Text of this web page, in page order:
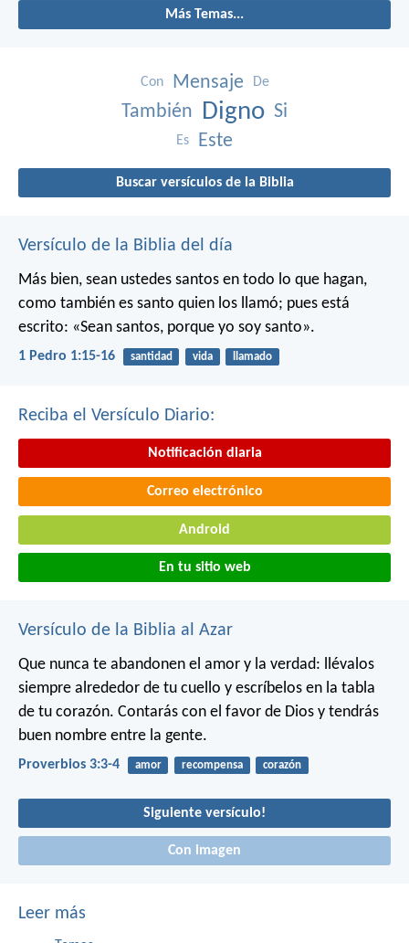
Más Temas...
Con Mensaje De
También Digno Si
Es Este
Buscar versículos de la Biblia
Versículo de la Biblia del día
Más bien, sean ustedes santos en todo lo que hagan,
como también es santo quien los llamó; pues está
escrito: «Sean santos, porque yo soy santo».
1 Pedro 1:15-16 santidad vida llamado
Reciba el Versículo Diario:
Notificación diaria
Correo electrónico
Android
En tu sitio web
Versículo de la Biblia al Azar
Que nunca te abandonen el amor y la verdad: llévalos
siempre alrededor de tu cuello y escríbelos en la tabla
de tu corazón. Contarás con el favor de Dios y tendrás
buen nombre entre la gente.
Proverbios 3:3-4 amor recompensa corazón
Siguiente versículo!
Con imagen
Leer más